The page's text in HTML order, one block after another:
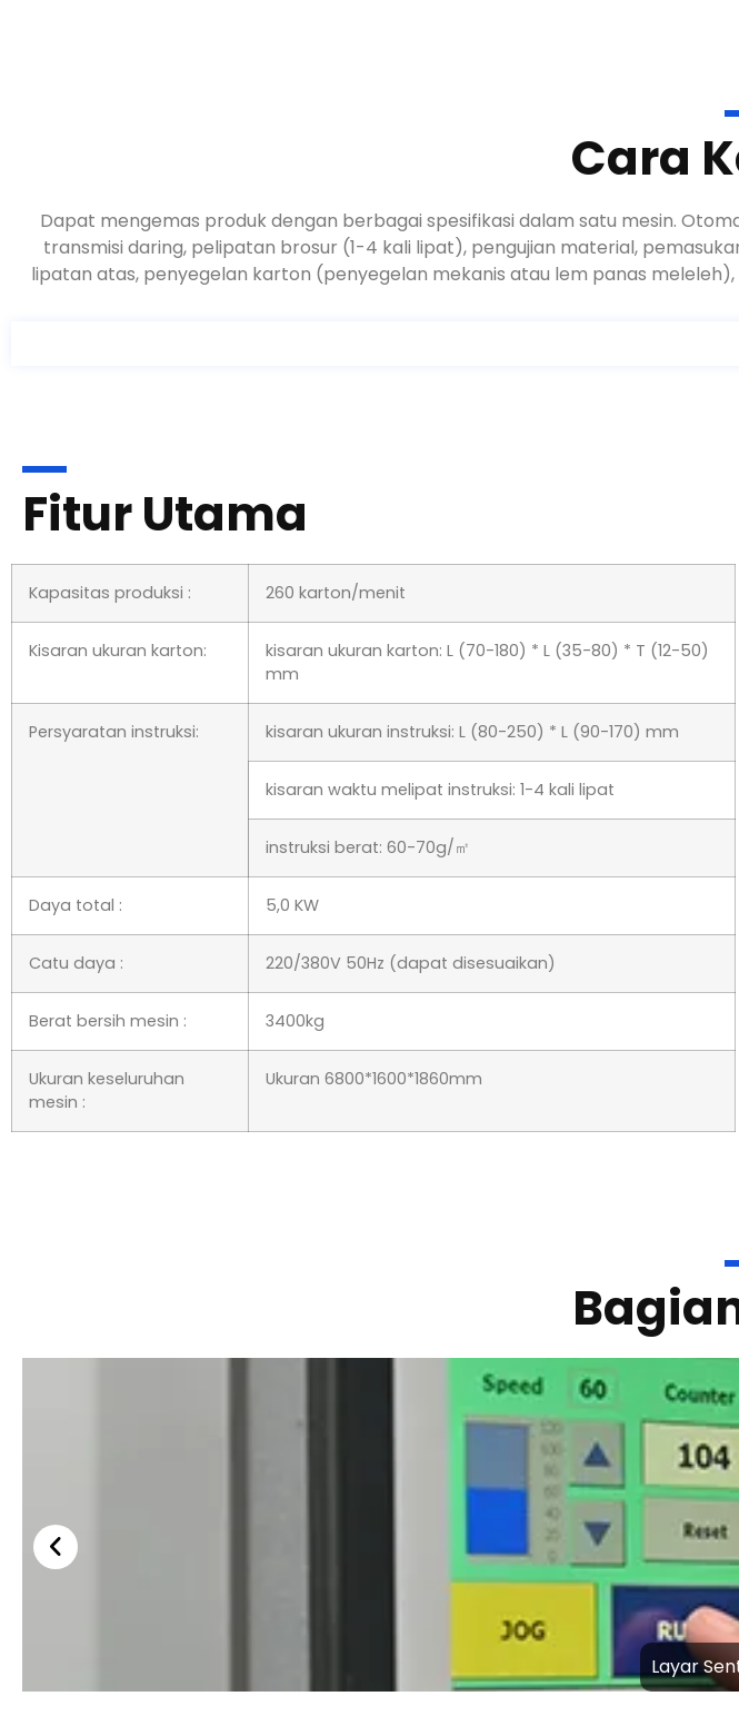
Cara
Dapat mengemas produk dengan berbagai spesifikasi dalam satu mesin.
transmisi daring, pelipatan brosur (1-4 kali lipat), pengujian material,
lipatan atas, penyegelan karton (penyegelan mekanis atau lem panas
Fitur Utama
Kapasitas produksi : 260 karton/menit
Kisaran ukuran karton: : L (70-180) * L (35-80) * T (12-50) mm
Persyaratan instruksi: kisaran ukuran instruksi: L (80-250) * L (90-170) mm
kisaran waktu melipat instruksi: 1-4 kali lipat
instruksi berat: 60-70g/㎡
Daya total : 5,0 KW
Catu daya : 220/380V 50Hz (dapat disesuaikan)
Berat bersih mesin : 3400kg
Ukuran keseluruhan mesin :